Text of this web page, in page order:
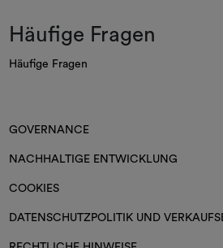
Häufige Fragen
Häufige Fragen
GOVERNANCE
NACHHALTIGE ENTWICKLUNG
COOKIES
DATENSCHUTZPOLITIK UND